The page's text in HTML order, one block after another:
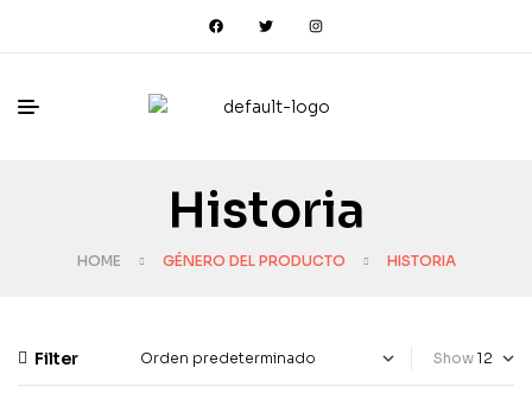
Historia
HOME GÉNERO DEL PRODUCTO HISTORIA
Filter Show